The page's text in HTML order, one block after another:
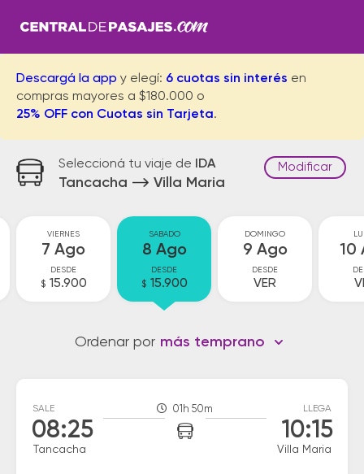
Descargá la app y elegí: 6 cuotas sin interés en
compras mayores a $180.000 o
25% OFF con Cuotas sin Tarjeta.
Seleccioná tu viaje de IDA
Tancacha Villa Maria
Modificar
VIERNES
7 Ago
DESDE
$ 15.900
SABADO
8 Ago
DESDE
$ 15.900
DOMINGO
9 Ago
DESDE
VER
10
Ordenar por más temprano
SALE
08:25
Tancacha
01h 50m LLEGA
10:15
Villa Maria